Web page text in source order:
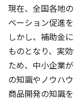
現在、全国各地
ベーション促進
しかし、補助金
ものとなり、実
ため、中小企業
の知識やノウハ
商品開発の知識